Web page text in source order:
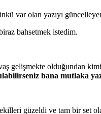
var olan yazıyı
bahsetmek istedim.
gelişmekte olduğundan
bana mutlaka
güzeldi ve tam bir set